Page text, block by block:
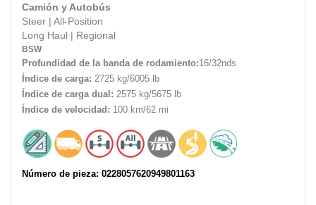
Camión y Autobús
Steer | All-Position
Long Haul | Regional
BSW
Profundidad de la banda de rodamiento:16/32nds
Índice de carga: 2725 kg/6005 lb
Índice de carga dual: 2575 kg/5675 lb
Índice de velocidad: 100 km/62 mi
Número de pieza: 0228057620949801163